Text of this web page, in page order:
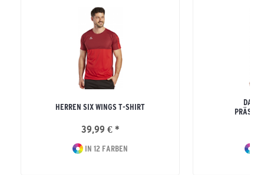
HERREN SIX WINGS T-SHIRT
39,99 € *
IN 12 FARBEN